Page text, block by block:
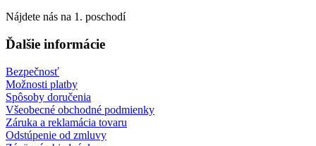
Nájdete nás na 1. poschodí
Ďalšie informácie
Bezpečnosť
Možnosti platby
Spôsoby doručenia
Všeobecné obchodné podmienky
Záruka a reklamácia tovaru
Odstúpenie od zmluvy